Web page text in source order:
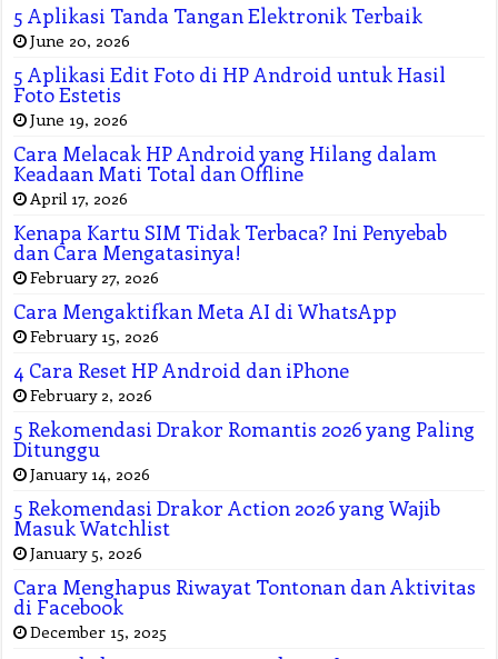
5 Aplikasi Tanda Tangan Elektronik Terbaik
June 20, 2026
5 Aplikasi Edit Foto di HP Android untuk Hasil
Foto Estetis
June 19, 2026
Cara Melacak HP Android yang Hilang dalam
Keadaan Mati Total dan Offline
April 17, 2026
Kenapa Kartu SIM Tidak Terbaca? Ini Penyebab
dan Cara Mengatasinya!
February 27, 2026
Cara Mengaktifkan Meta AI di WhatsApp
February 15, 2026
4 Cara Reset HP Android dan iPhone
February 2, 2026
5 Rekomendasi Drakor Romantis 2026 yang Paling
Ditunggu
January 14, 2026
5 Rekomendasi Drakor Action 2026 yang Wajib
Masuk Watchlist
January 5, 2026
Cara Menghapus Riwayat Tontonan dan Aktivitas
di Facebook
December 15, 2025